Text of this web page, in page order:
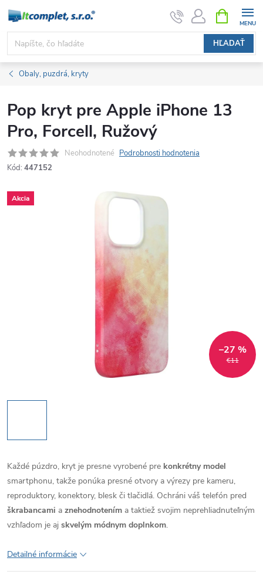
Prejsť
obsah
HĽADAŤ
KOŠÍK
Obaly, puzdrá, kryty
Pop kryt pre Apple iPhone 13
Pro, Forcell, Ružový
Neohodnotené Podrobnosti hodnotenia
Kód: 447152
Akcia
€11
–27 %
Každé púzdro, kryt je presne vyrobené pre konkrétny model
smartphonu, takže ponúka presné otvory a výrezy pre kameru,
reproduktory, konektory, blesk či tlačidlá. Ochráni váš telefón pred
škrabancami a znehodnotením a taktiež svojim neprehliadnuteľným
vzhľadom je aj skvelým módnym doplnkom.
Detailné informácie